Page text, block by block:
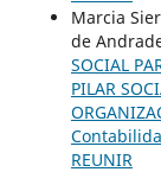
Marcia
de
SOCIAL
PILAR
REUNIR